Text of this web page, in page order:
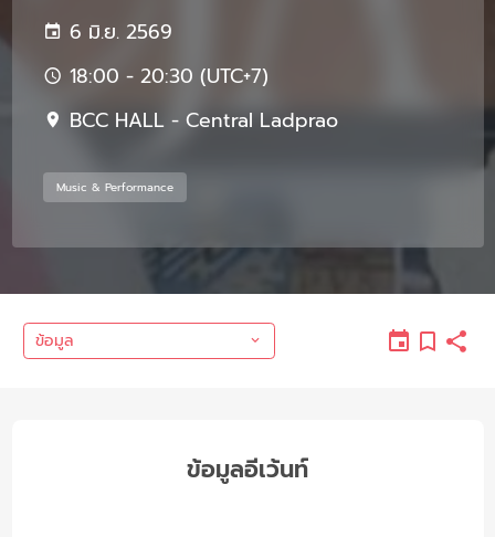
6 มิ.ย. 2569
18:00 - 20:30 (UTC+7)
BCC HALL - Central Ladprao
Music & Performance
ข้อมูล
ข้อมูลอีเว้นท์